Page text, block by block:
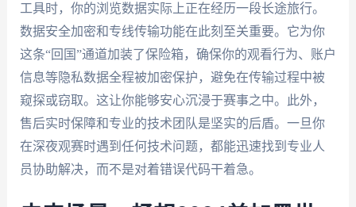
工具时，你的浏览数据实际上正在经历一段长途旅行。
数据安全加密和专线传输功能在此刻至关重要。它为你
这条“回国”通道加装了保险箱，确保你的观看行为、账户
信息等隐私数据全程被加密保护，避免在传输过程中被
窥探或窃取。这让你能够安心沉浸于赛事之中。此外，
售后实时保障和专业的技术团队是坚实的后盾。一旦你
在深夜观赛时遇到任何技术问题，都能迅速找到专业人
员协助解决，而不是对着错误代码干着急。